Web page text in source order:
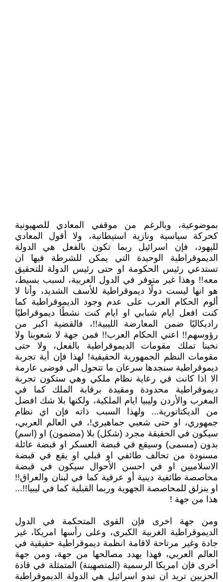
بموضوعية، وبالرغم من موقفي المعادي للصهيونية
كحركة سياسية ونازية استيطانية، ولا أقول المعادي
لليهود، فإن اسرائيل ربما تكون بالفعل هي الدولة
الديموقراطية الوحيدة التي يمكن للشرطة فيها ان
تستدعي رئيس الحكومة او حتى رئيس الدولة للتحقيق
معه!! وهذا غير متوفر في الدول العربية، لسبب بسيط،
هو انها ليست دولًا ديموقراطية للأسف الشديد، وأنا لا
ألوم الحكام العرب على عدم وجود الديموقراطية كما
كنت افعل ايام شبابي او ايام كنت نشطًا ديموقراطيًا
راديكاليًا ضمن المعارضة الليبية!!، فالقضية اكبر من
رؤوسهم!! اعني الحكام العرب!! فمن جهة لا شعوبنا ولا
نخبنا تملك مقومات الديموقراطية بالفعل، ولا حتى
مقومات النظم الجمهورية الحقيقية! لهذا فإن أية تجربة
ديموقراطية سنجدها سرعان ما تتحول الى فوضى عارمة
الا اذا كانت في رعاية نظام ملكي وهي ستكون تجربة
ديموقراطية محدودة ومقيدة برقابة الملك كما في
المغرب والأردن وليبيا ايام الملكية، ولكنها بلا شك افضل
من الديكتاتورية... ولهذا السبب ذاته فإن اي نظام
جمهوري، او حتى شعبي جماهيري!، في العالم العربي،
سيكون في الحقيقة مجرد (شكل) بلا (مضمون) او (اسم)
بدون (مسمى) وسيقع في قبضة العسكر او قبضة عائلة
مسنودة من تحالف طائفي او قبلي او يقع في قبضة
الاسلاميين او في احسن الأحوال سيكون في قبضة
محاصصة طائفية دينية أو عرقية كما في لبنان والعراق!!
او ينزلق للمحاصصة الجهوية وربما القبلية كما في ليبيا!!...
هذا من جهة !
ومن جهة اخرى فإن القوى المتحكمة في الدول
الديموقراطية الغربية الكبرى، وعلى رأسها امريكا، غير
جادة وغير مرتاحة لاقامة انظمة ديموقراطية حقيقية في
العالم العربي، فهذا يهدد مصالحها من جهة، ومن جهة
أخرى فإن امريكا الرسمية (المتصهينة) المتمثلة في قادة
الحزبين تريد ان تبدو اسرائيل هي الدولة الديموقراطية